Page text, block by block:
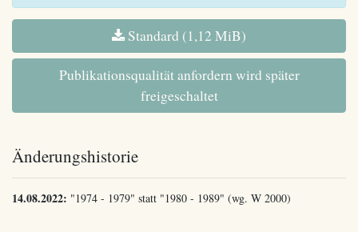
Standard (1,12 MiB)
Publikationsqualität anfordern wird später
freigeschaltet
Änderungshistorie
14.08.2022: "1974 - 1979" statt "1980 - 1989" (wg. W 2000)